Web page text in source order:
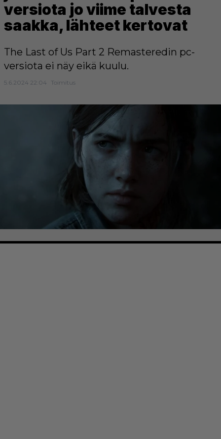
versiota jo viime talvesta
saakka, lähteet kertovat
The Last of Us Part 2 Remasteredin pc-
versiota ei näy eikä kuulu.
5.6.2024 22:04 Toimitus